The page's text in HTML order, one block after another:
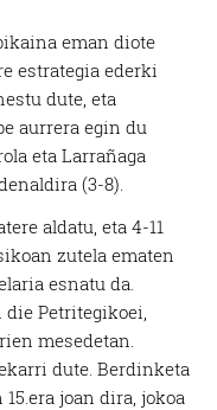
eman diote
estrategia ederki
dute, eta
aurrera egin du
eta Larrañaga
(3-8).
aldatu, eta 4-11
zutela ematen
esnatu da.
die Petritegikoei,
mesedetan.
dute. Berdinketa
joan dira, jokoa